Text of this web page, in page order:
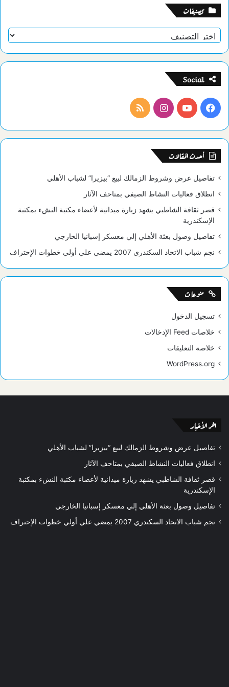
تصنيفات
تصنيفات
Social
فيسبوكيوتيوبانستقرامملخص
الموقع
أحدث المقالات
تفاصيل عرض وشروط الزمالك لبيع “بيزيرا” لشباب الأهلي
انطلاق فعاليات النشاط الصيفي بمتاحف الآثار
قصر ثقافة الشاطبي يشهد زيارة ميدانية لأعضاء مكتبة النشء بمكتبة
الإسكندرية
تفاصيل وصول بعثة الأهلي إلي معسكر إسبانيا الخارجي
نجم شباب الاتحاد السكندري 2007 يمضي علي أولي خطوات الإحتراف
منوعات
تسجيل الدخول
خلاصات Feed الإدخالات
خلاصة التعليقات
WordPress.org
اخر الأخبار
تفاصيل عرض وشروط الزمالك لبيع “بيزيرا” لشباب الأهلي
انطلاق فعاليات النشاط الصيفي بمتاحف الآثار
قصر ثقافة الشاطبي يشهد زيارة ميدانية لأعضاء مكتبة النشء بمكتبة
الإسكندرية
تفاصيل وصول بعثة الأهلي إلي معسكر إسبانيا الخارجي
نجم شباب الاتحاد السكندري 2007 يمضي علي أولي خطوات الإحتراف